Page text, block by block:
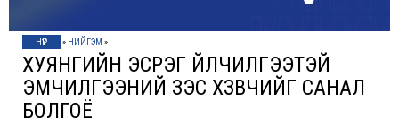
НҮҮР » НИЙГЭМ »
ХУЯНГИЙН ЭСРЭГ ҮЙЛЧИЛГЭЭТЭЙ
ЭМЧИЛГЭЭНИЙ ЗЭС ХҮЗҮҮВЧИЙГ САНАЛ
БОЛГОЁ